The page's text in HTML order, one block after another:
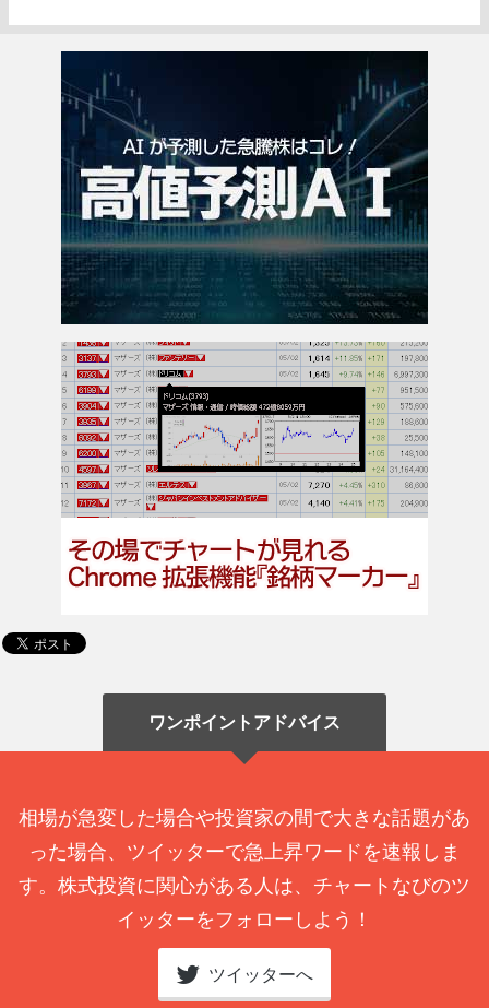
ワンポイントアドバイス
相場が急変した場合や投資家の間で大きな話題があ
った場合、ツイッターで急上昇ワードを速報しま
す。株式投資に関心がある人は、チャートなびのツ
イッターをフォローしよう！
ツイッターへ